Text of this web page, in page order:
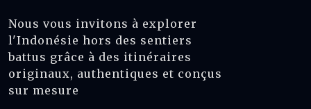
Nous vous invitons à explorer
l'Indonésie hors des sentiers
battus grâce à des itinéraires
originaux, authentiques et conçus
sur mesure